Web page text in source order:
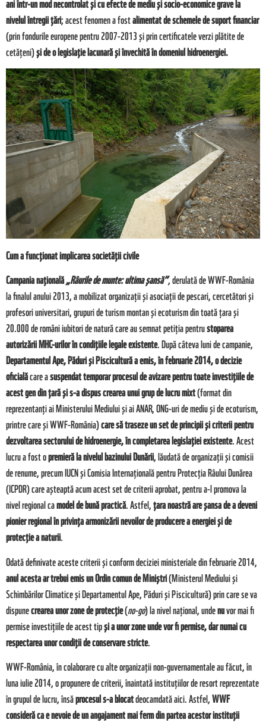
ani într-un mod necontrolat și cu efecte de mediu și socio-economice grave la
nivelul întregii țări; acest fenomen a fostalimentat de schemele de suport financiar
(prin fondurile europene pentru 2007-2013 și prin certificatele verzi plătite de
cetățeni)și de o legislație lacunară și învechită în domeniul hidroenergiei.
Cum a funcționat implicarea societății civile
Campania națională„Râurile de munte: ultima șansă”, derulată de WWF-România
la finalul anului 2013, a mobilizat organizații și asociații de pescari, cercetători și
profesori universitari, grupuri de turism montan și ecoturism din toată țara și
20.000 de români iubitori de natură care au semnat petiția pentrustoparea
autorizării MHC-urilor în condițiile legale existente. După câteva luni de campanie,
Departamentul Ape, Păduri și Piscicultură a emis, în februarie 2014, o decizie
oficialăcare asuspendat temporar procesul de avizare pentru toate investițiile de
acest gen din țară și s-a dispus crearea unui grup de lucru mixt(format din
reprezentanți ai Ministerului Mediului și ai ANAR, ONG-uri de mediu și de ecoturism,
printre care și WWF-România)care să traseze un set de principii și criterii pentru
dezvoltarea sectorului de hidroenergie, în completarea legislației existente. Acest
lucru a fost opremieră la nivelul bazinului Dunării, lăudată de organizații și comisii
de renume, precum IUCN și Comisia Internațională pentru Protecția Râului Dunărea
(ICPDR) care așteaptă acum acest set de criterii aprobat, pentru a-l promova la
nivel regional camodel de bună practică. Astfel,țara noastră are șansa de a deveni
pionier regional în privința armonizării nevoilor de producere a energiei și de
protecție a naturii.
Odată definivate aceste criterii și conform deciziei ministeriale din februarie 2014,
anul acesta ar trebui emis un Ordin comun de Miniștri(Ministerul Mediului și
Schimbărilor Climatice și Departamentul Ape, Păduri și Piscicultură) prin care se va
dispunecrearea unor zone de protecție(no-go) la nivel național, undenuvor mai fi
permise investițiile de acest tipși a unor zone unde vor fi permise, dar numai cu
respectarea unor condiții de conservare stricte.
WWF-România, în colaborare cu alte organizații non-guvernamentale au făcut, în
luna iulie 2014, o propunere de criterii, înaintată instituțiilor de resort reprezentate
în grupul de lucru, însăprocesul s-a blocatdeocamdată aici. Astfel,WWF
consideră ca e nevoie de un angajament mai ferm din partea acestor instituții